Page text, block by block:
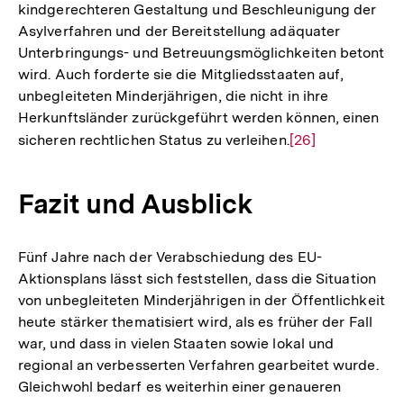
kindgerechteren Gestaltung und Beschleunigung der
Asylverfahren und der Bereitstellung adäquater
Unterbringungs- und Betreuungsmöglichkeiten betont
wird. Auch forderte sie die Mitgliedsstaaten auf,
unbegleiteten Minderjährigen, die nicht in ihre
Herkunftsländer zurückgeführt werden können, einen
sicheren rechtlichen Status zu verleihen.Zur
[26]
Fazit und Ausblick
Fünf Jahre nach der Verabschiedung des EU-
Aktionsplans lässt sich feststellen, dass die Situation
von unbegleiteten Minderjährigen in der Öffentlichkeit
heute stärker thematisiert wird, als es früher der Fall
war, und dass in vielen Staaten sowie lokal und
regional an verbesserten Verfahren gearbeitet wurde.
Gleichwohl bedarf es weiterhin einer genaueren